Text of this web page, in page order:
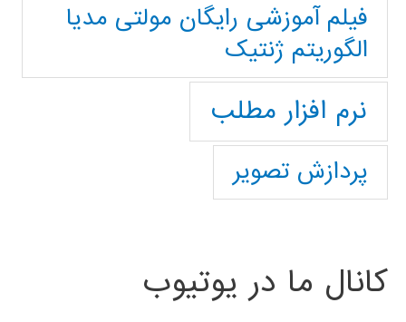
فیلم آموزشی رایگان مولتی مدیا
الگوریتم ژنتیک
نرم افزار مطلب
پردازش تصویر
کانال ما در یوتیوب